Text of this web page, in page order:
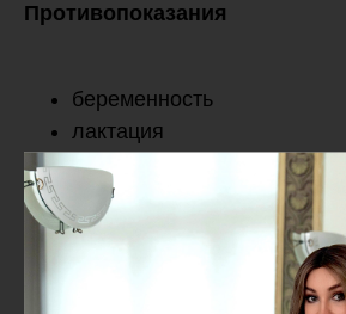
Противопоказания
беременность
лактация
индивидуальная